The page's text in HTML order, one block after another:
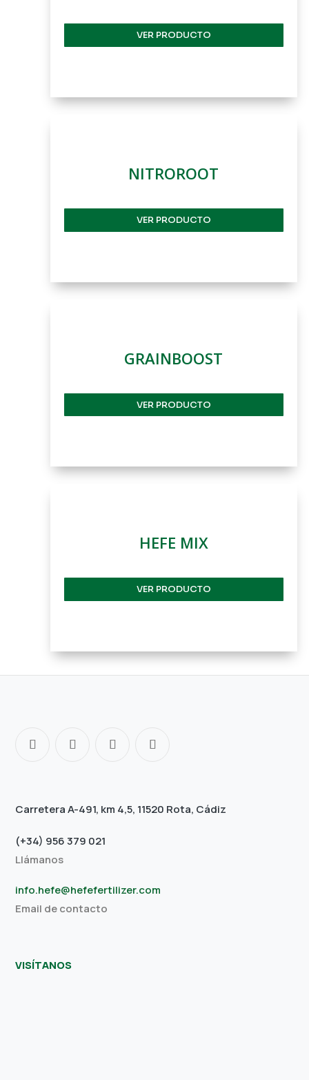
VER PRODUCTO
NITROROOT
VER PRODUCTO
GRAINBOOST
VER PRODUCTO
HEFE MIX
VER PRODUCTO
Carretera A-491, km 4,5, 11520 Rota, Cádiz
(+34) 956 379 021
Llámanos
info.hefe@hefefertilizer.com
Email de contacto
VISÍTANOS